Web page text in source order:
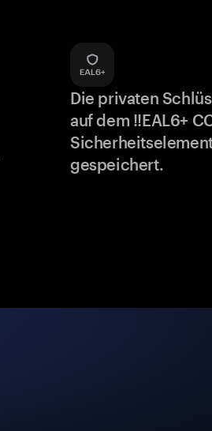
Die privaten
auf dem !!EAL6+
gespeichert.